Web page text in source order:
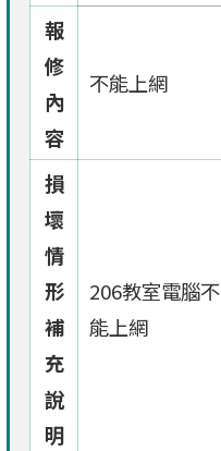
報
修
內
容
不能上網
損
壞
情
形
補
充
說
明
206教室電腦不
能上網